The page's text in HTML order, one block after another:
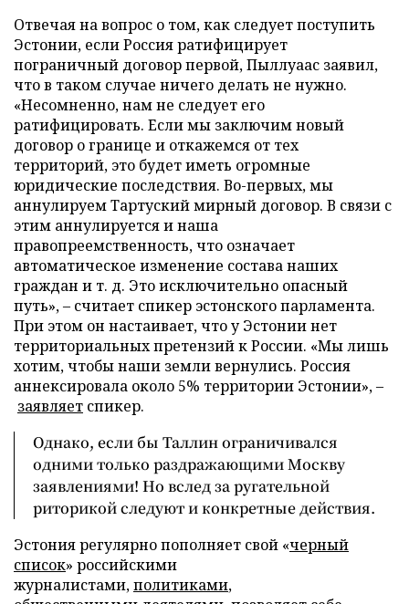
Отвечая на вопрос о том, как следует поступить
Эстонии, если Россия ратифицирует
пограничный договор первой, Пыллуаас заявил,
что в таком случае ничего делать не нужно.
«Несомненно, нам не следует его
ратифицировать. Если мы заключим новый
договор о границе и откажемся от тех
территорий, это будет иметь огромные
юридические последствия. Во-первых, мы
аннулируем Тартуский мирный договор. В связи с
этим аннулируется и наша
правопреемственность, что означает
автоматическое изменение состава наших
граждан и т. д. Это исключительно опасный
путь», – считает спикер эстонского парламента.
При этом он настаивает, что у Эстонии нет
территориальных претензий к России. «Мы лишь
хотим, чтобы наши земли вернулись. Россия
аннексировала около 5% территории Эстонии», –
заявляет спикер.
Однако, если бы Таллин ограничивался
одними только раздражающими Москву
заявлениями! Но вслед за ругательной
риторикой следуют и конкретные действия.
Эстония регулярно пополняет свой «черный
список» российскими
журналистами,политиками,